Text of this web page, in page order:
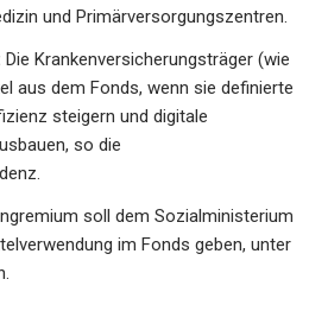
und Primärversorgungszentren.
Die Krankenversicherungsträger (wie
aus dem Fonds, wenn sie definierte
steigern und digitale
so die
.
soll dem Sozialministerium
im Fonds geben, unter